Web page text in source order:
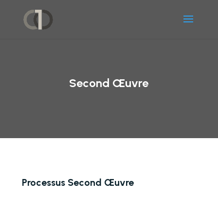
Second Œuvre
Processus Second Œuvre